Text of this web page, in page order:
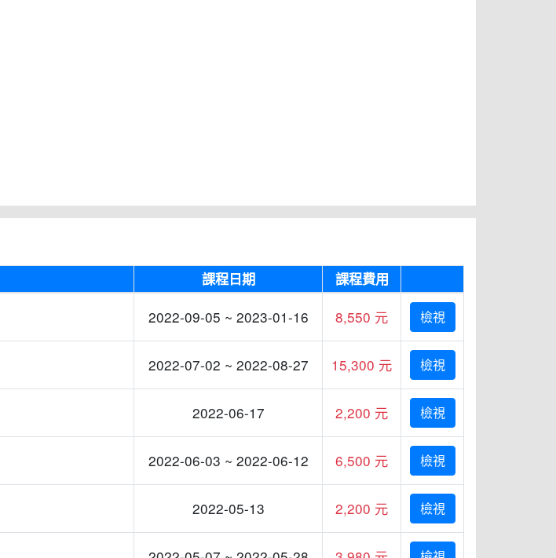
課程日期
課程費用
2022-09-05 ~ 2023-01-16 8,550 元 檢視
2022-07-02 ~ 2022-08-27 15,300 元 檢視
2022-06-17 2,200 元 檢視
2022-06-03 ~ 2022-06-12 6,500 元 檢視
2022-05-13 2,200 元 檢視